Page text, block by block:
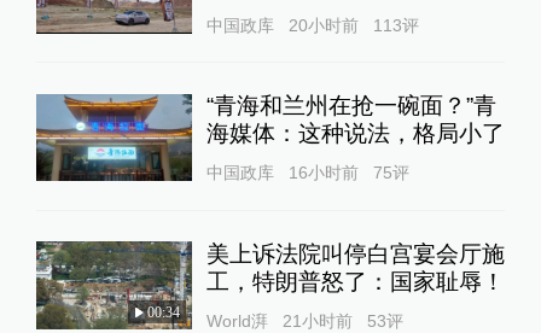
中国政库 20小时前 113评
“青海和兰州在抢一碗面？”青
海媒体：这种说法，格局小了
中国政库 16小时前 75评
00:34
美上诉法院叫停白宫宴会厅施
工，特朗普怒了：国家耻辱！
World湃 21小时前 53评